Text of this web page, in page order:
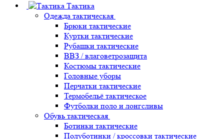
Тактика
Одежда тактическая
Брюки тактические
Куртки тактические
Рубашки тактические
ВВЗ / влаговетрозащита
Костюмы тактические
Головные уборы
Перчатки тактические
Термобельё тактическое
Футболки поло и лонгсливы
Обувь тактическая
Ботинки тактические
Полуботинки / кроссовки тактические